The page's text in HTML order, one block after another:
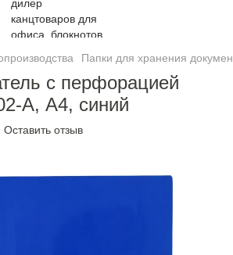
Папки для хранения
с перфорацией
A, А4, синий
Оставить отзыв